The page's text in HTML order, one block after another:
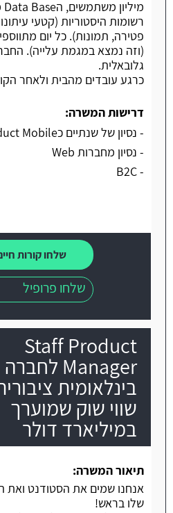
רשומות היסטוריות (קטעי
גלובאלית.
כרגע עובדים מהבית ולאחר
דרישות המשרה:
- נסיון של שנתיים כProduct Mobile
- נסיון מחברות Web
- B2C
שלחו קורות
שלחו פרופיל
Staff Product
Manager לחברה
בינלאומית
שווי שוק שמוערך
במיליארד דולר
תיאור המשרה:
אנחנו שמים את הסטודנט ואת
שלו בראש!